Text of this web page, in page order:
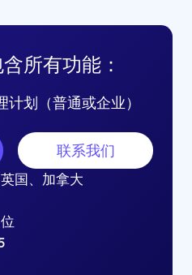
所有功能：
划（普通或企业）
联系我们
国、加拿大